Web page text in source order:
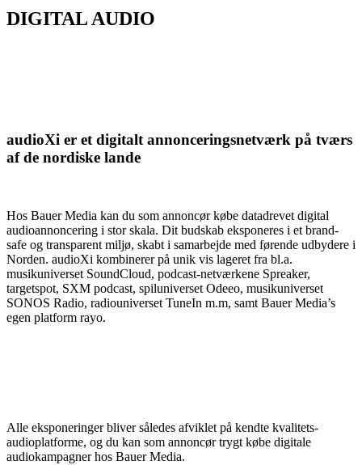
DIGITAL AUDIO
audioXi er et digitalt annonceringsnetværk på tværs
af de nordiske lande
Hos Bauer Media kan du som annoncør købe datadrevet digital
audioannoncering i stor skala. Dit budskab eksponeres i et brand-
safe og transparent miljø, skabt i samarbejde med førende udbydere i
Norden. audioXi kombinerer på unik vis lageret fra bl.a.
musikuniverset SoundCloud, podcast-netværkene Spreaker,
targetspot, SXM podcast, spiluniverset Odeeo, musikuniverset
SONOS Radio, radiouniverset TuneIn m.m, samt Bauer Media’s
egen platform rayo.
Alle eksponeringer bliver således afviklet på kendte kvalitets-
audioplatforme, og du kan som annoncør trygt købe digitale
audiokampagner hos Bauer Media.